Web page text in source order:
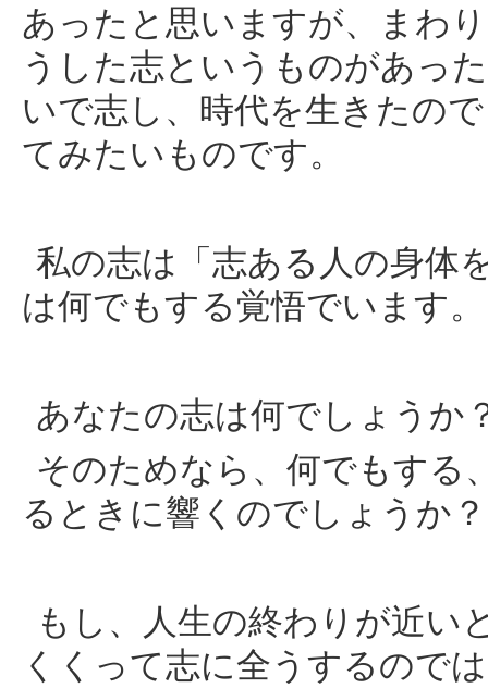
あったと思いますが、まわ
うした志というものがあっ
いで志し、時代を生きたの
てみたいものです。
私の志は「志ある人の身体
は何でもする覚悟でいます。
あなたの志は何でしょうか
そのためなら、何でもする
るときに響くのでしょうか？
もし、人生の終わりが近い
くくって志に全うするので